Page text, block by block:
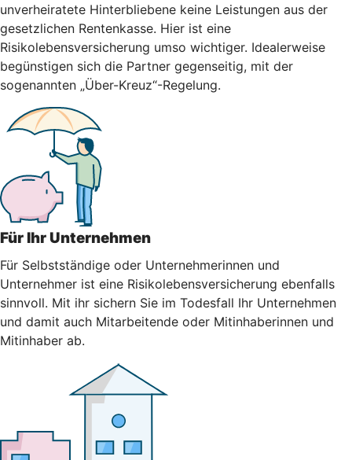
unverheiratete Hinterbliebene keine Leistungen aus der
gesetzlichen Rentenkasse. Hier ist eine
Risikolebensversicherung umso wichtiger. Idealerweise
begünstigen sich die Partner gegenseitig, mit der
sogenannten „Über-Kreuz“-Regelung.
Für Ihr Unternehmen
Für Selbstständige oder Unternehmerinnen und
Unternehmer ist eine Risikolebensversicherung ebenfalls
sinnvoll. Mit ihr sichern Sie im Todesfall Ihr Unternehmen
und damit auch Mitarbeitende oder Mitinhaberinnen und
Mitinhaber ab.